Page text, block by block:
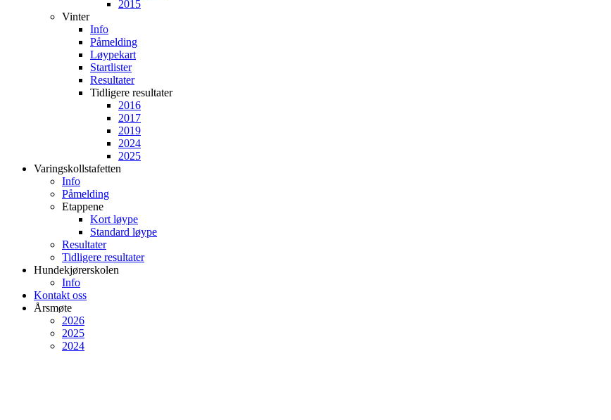
2015
Vinter
Info
Påmelding
Løypekart
Startlister
Resultater
Tidligere resultater
2016
2017
2019
2024
2025
Varingskollstafetten
Info
Påmelding
Etappene
Kort løype
Standard løype
Resultater
Tidligere resultater
Hundekjørerskolen
Info
Kontakt oss
Årsmøte
2026
2025
2024